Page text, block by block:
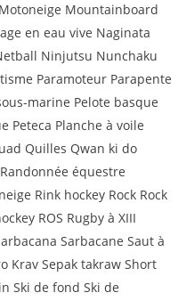
Mountainboard
en eau vive Naginata
Ninjutsu Nunchaku
Paramoteur Parapente
marine Pelote basque
Peteca Planche à voile
Quilles Qwan ki do
équestre
Rink hockey Rock Rock
ROS Rugby à XIII
Sarbacane Saut à
Krav Sepak takraw Short
Ski de fond Ski de